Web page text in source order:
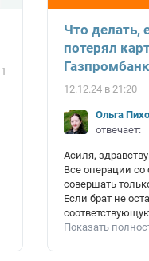
1
Что делать,
потерял
12.12.24 в 21:20
Ольга
отвечает:
Асиля,
Все операции
совершать
Если брат не
Показать